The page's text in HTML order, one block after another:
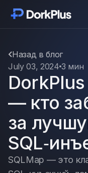
Модули
Функции
Цены
Отзывы
Назад в блог
July 03, 2024 3 мин
— кто
за
SQLMap — это